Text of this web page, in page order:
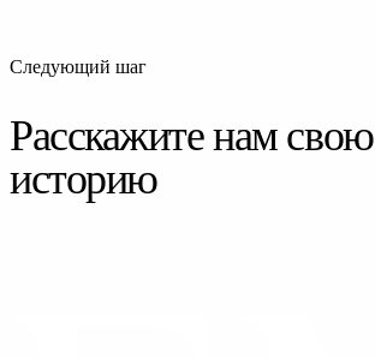
Следующий шаг
Расскажите нам свою
историю